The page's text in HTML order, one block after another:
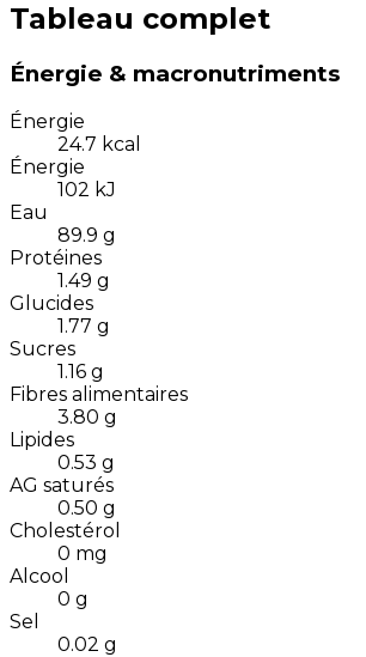
Tableau complet
Énergie & macronutriments
Énergie
24.7 kcal
Énergie
102 kJ
Eau
89.9 g
Protéines
1.49 g
Glucides
1.77 g
Sucres
1.16 g
Fibres alimentaires
3.80 g
Lipides
0.53 g
AG saturés
0.50 g
Cholestérol
0 mg
Alcool
0 g
Sel
0.02 g